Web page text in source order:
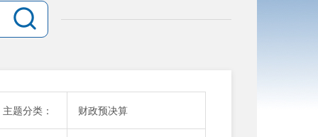
主题分类： 财政预决算